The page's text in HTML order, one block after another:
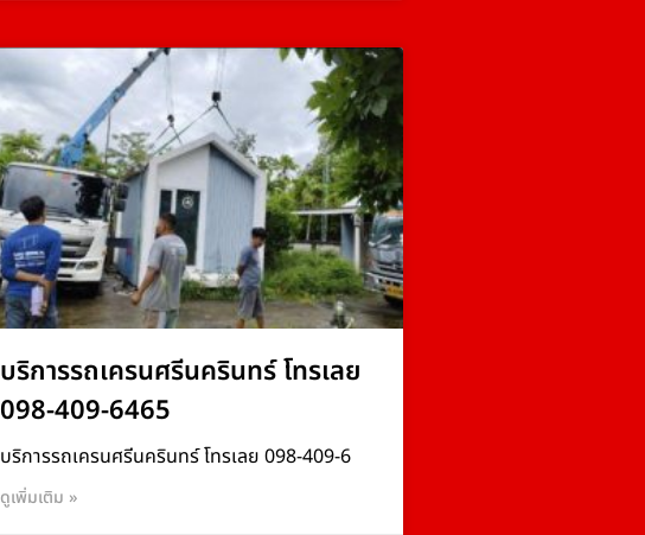
บริการรถเครนศรีนครินทร์ โทรเลย
098-409-6465
บริการรถเครนศรีนครินทร์ โทรเลย 098-409-6
ดูเพิ่มเติม »